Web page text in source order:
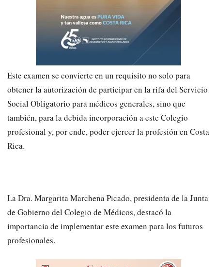
Este examen se convierte en un requisito no solo para
obtener la autorización de participar en la rifa del Servicio
Social Obligatorio para médicos generales, sino que
también, para la debida incorporación a este Colegio
profesional y, por ende, poder ejercer la profesión en Costa
Rica.
La Dra. Margarita Marchena Picado, presidenta de la Junta
de Gobierno del Colegio de Médicos, destacó la
importancia de implementar este examen para los futuros
profesionales.